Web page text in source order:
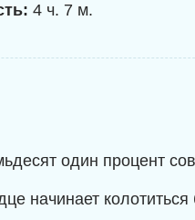
4 ч. 7 м.
один процент
начинает колотиться